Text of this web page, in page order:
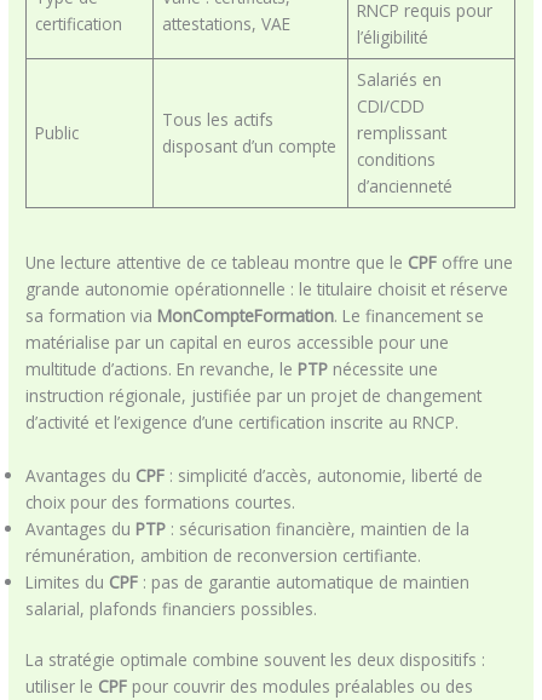
certification
attestations, VAE
RNCP requis pour
l’éligibilité
Public
Tous les actifs
disposant d’un compte
Salariés en
CDI/CDD
remplissant
conditions
d’ancienneté
Une lecture attentive de ce tableau montre que le CPF offre une
grande autonomie opérationnelle : le titulaire choisit et réserve
sa formation via MonCompteFormation. Le financement se
matérialise par un capital en euros accessible pour une
multitude d’actions. En revanche, le PTP nécessite une
instruction régionale, justifiée par un projet de changement
d’activité et l’exigence d’une certification inscrite au RNCP.
Avantages du CPF : simplicité d’accès, autonomie, liberté de
choix pour des formations courtes.
Avantages du PTP : sécurisation financière, maintien de la
rémunération, ambition de reconversion certifiante.
Limites du CPF : pas de garantie automatique de maintien
salarial, plafonds financiers possibles.
La stratégie optimale combine souvent les deux dispositifs :
utiliser le CPF pour couvrir des modules préalables ou des